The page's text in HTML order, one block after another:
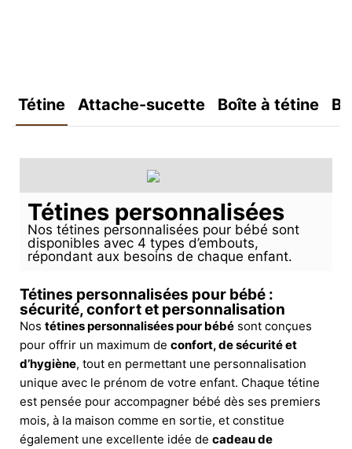
Tétine Attache-sucette Boîte à tétine
Tétines personnalisées
Nos tétines personnalisées pour bébé sont
disponibles avec 4 types d’embouts,
répondant aux besoins de chaque enfant.
Tétines personnalisées pour bébé :
sécurité, confort et personnalisation
Nos tétines personnalisées pour bébé sont conçues
pour offrir un maximum de confort, de sécurité et
d’hygiène, tout en permettant une personnalisation
unique avec le prénom de votre enfant. Chaque tétine
est pensée pour accompagner bébé dès ses premiers
mois, à la maison comme en sortie, et constitue
également une excellente idée de cadeau de